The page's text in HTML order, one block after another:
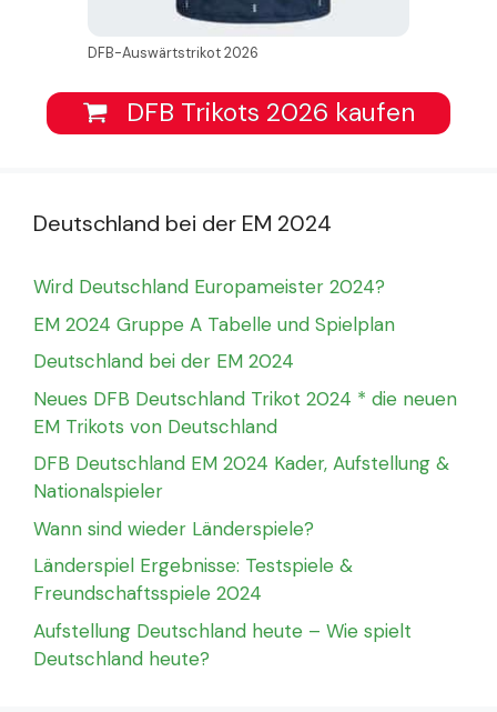
DFB-Auswärtstrikot 2026
DFB Trikots 2026 kaufen
Deutschland bei der EM 2024
Wird Deutschland Europameister 2024?
EM 2024 Gruppe A Tabelle und Spielplan
Deutschland bei der EM 2024
Neues DFB Deutschland Trikot 2024 * die neuen
EM Trikots von Deutschland
DFB Deutschland EM 2024 Kader, Aufstellung &
Nationalspieler
Wann sind wieder Länderspiele?
Länderspiel Ergebnisse: Testspiele &
Freundschaftsspiele 2024
Aufstellung Deutschland heute – Wie spielt
Deutschland heute?